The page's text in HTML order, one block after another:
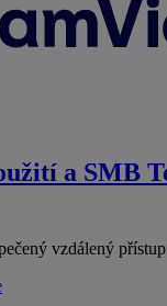
a SMB
vzdálený